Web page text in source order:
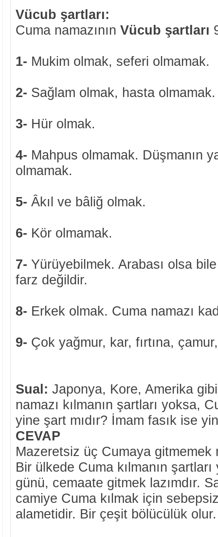
Vücub şartları:
Cuma namazının Vücub şartları
1- Mukim olmak, seferi olmamak.
2- Sağlam olmak, hasta olmamak.
3- Hür olmak.
4- Mahpus olmamak. Düşmanın
olmamak.
5- Âkıl ve bâliğ olmak.
6- Kör olmamak.
7- Yürüyebilmek. Arabası olsa
farz değildir.
8- Erkek olmak. Cuma namazı
9- Çok yağmur, kar, fırtına,
Sual: Japonya, Kore, Amerika
namazı kılmanın şartları yoksa,
yine şart mıdır? İmam fasık ise
CEVAP
Mazeretsiz üç Cumaya gitmemek
Bir ülkede Cuma kılmanın
günü, cemaate gitmek lazımdır.
camiye Cuma kılmak için
alametidir. Bir çeşit bölücülük olur.